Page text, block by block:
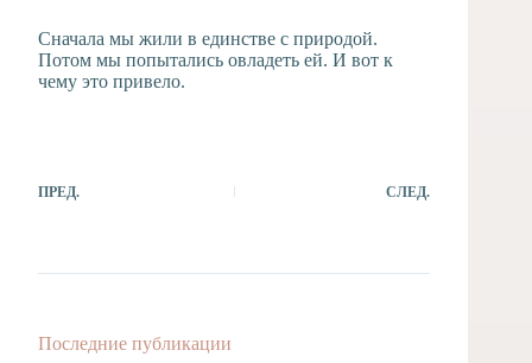
Сначала мы жили в единстве с природой.
Потом мы попытались овладеть ей. И вот к
чему это привело.
ПРЕД. СЛЕД.
Последние публикации